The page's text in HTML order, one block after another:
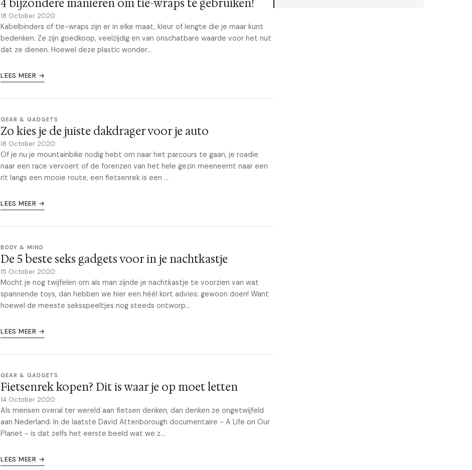
4 bijzondere manieren om tie-wraps te gebruiken!
18 October 2020
Kabelbinders of tie-wraps zijn er in elke maat, kleur of lengte die je maar kunt
bedenken. Ze zijn goedkoop, veelzijdig en van onschatbare waarde voor het nut
dat ze dienen. Hoewel deze plastic wonder...
LEES MEER →
GEAR & GADGETS
Zo kies je de juiste dakdrager voor je auto
18 October 2020
Of je nu je mountainbike nodig hebt om naar het parcours te gaan, je roadie
naar een race vervoert of de forenzen van het hele gezin meeneemt naar een
rit langs een mooie route, een fietsenrek is een ...
LEES MEER →
BODY & MIND
De 5 beste seks gadgets voor in je nachtkastje
15 October 2020
Mocht je nog twijfelen om als man zijnde je nachtkastje te voorzien van wat
spannende toys, dan hebben we hier een héél kort advies: gewoon doen! Want
hoewel de meeste seksspeeltjes nog steeds ontworp...
LEES MEER →
GEAR & GADGETS
Fietsenrek kopen? Dit is waar je op moet letten
14 October 2020
Als mensen overal ter wereld aan fietsen denken, dan denken ze ongetwijfeld
aan Nederland. In de laatste David Attenborough documentaire - A Life on Our
Planet - is dat zelfs het eerste beeld wat we z...
LEES MEER →